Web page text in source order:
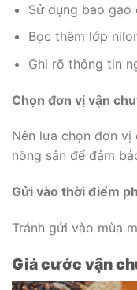
Sử dụng bao gạo
Bọc thêm lớp
Ghi rõ thông tin
Chọn đơn vị vận
Nên lựa chọn đơn vị
nông sản để đảm
Gửi vào thời điểm
Tránh gửi vào mùa
Giá cước vận